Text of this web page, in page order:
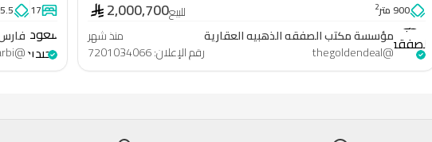
900 متر 2 للبيع2,000,700
مؤسسة
مكتب
الصفقه
الذهبيه
مؤسسة مكتب الصفقه الذهبيه العقارية
منذ شهر
@
thegoldendeal رقم الإعلان:
7201034066
17
فارس
سعود
مجيديع
الحربي
@